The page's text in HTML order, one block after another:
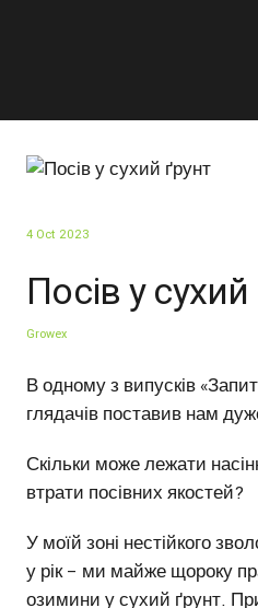
4 Oct 2023
Посів у сухий
Growex
В одному з випусків
глядачів поставив нам
Скільки може лежати
втрати посівних якостей?
У моїй зоні нестійкого
у рік – ми майже щороку
озимини у сухий ґрунт.